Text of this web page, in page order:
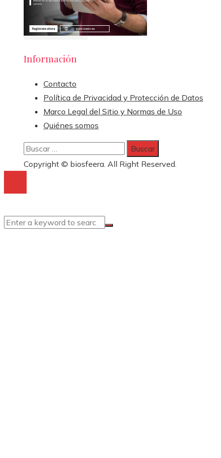
Información
Contacto
Política de Privacidad y Protección de Datos
Marco Legal del Sitio y Normas de Uso
Quiénes somos
Buscar:
Copyright © biosfeera. All Right Reserved.